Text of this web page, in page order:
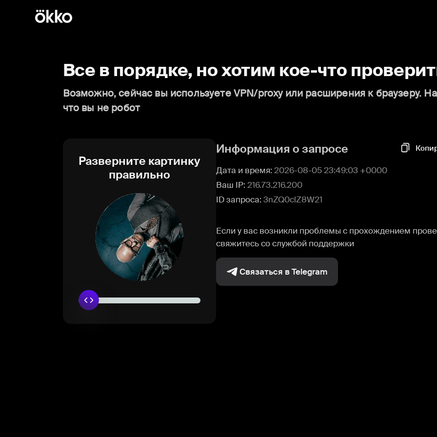
Все в порядке, но хотим кое-что
Возможно, сейчас вы используете VPN/proxy или расширения к браузеру.
что вы не робот
Разверните картинку
правильно
Информация о запросе
Дата и время: 2026-08-05 23:49:03 +0000
Ваш IP: 216.73.216.200
ID запроса: 3nZQ0clZ8W21
Если у вас возникли проблемы с прохождением
свяжитесь со службой поддержки
Связаться в Telegram